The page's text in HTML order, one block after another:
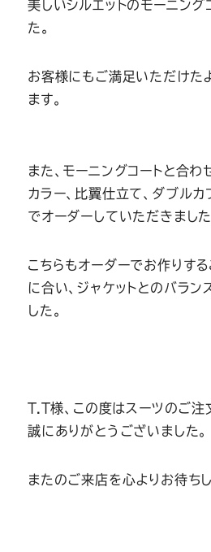
美しいシルエットのモーニング
た。
お客様にもご満足いただけた
ます。
また、モーニングコートと合わ
カラー、比翼仕立て、ダブル
でオーダーしていただきました
こちらもオーダーでお作りす
に合い、ジャケットとのバラン
した。
T.T様、この度はスーツのご
誠にありがとうございました。
またのご来店を心よりお待ちし